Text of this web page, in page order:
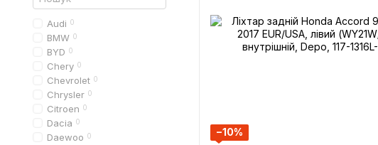
−10%
Audi 0
BMW 0
BYD 0
Chery 0
Chevrolet 0
Chrysler 0
Citroen 0
Dacia 0
Daewoo 0